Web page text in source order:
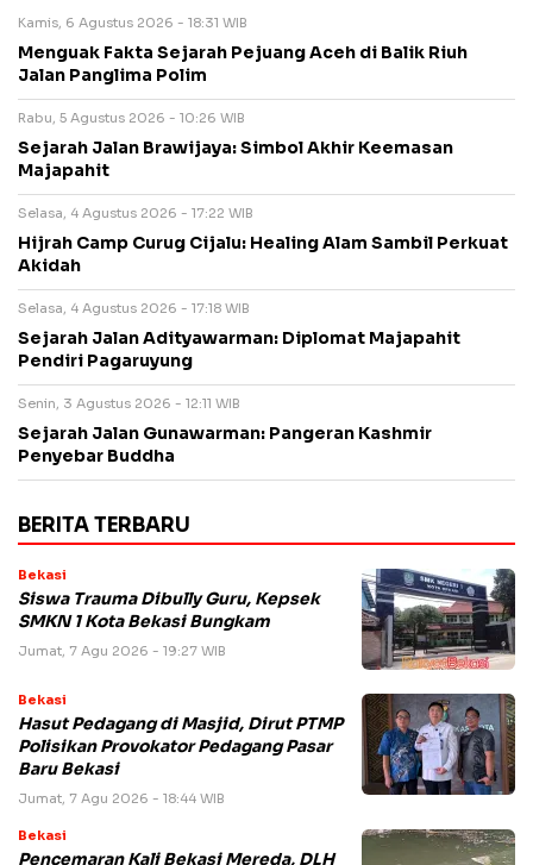
Kamis, 6 Agustus 2026 - 18:31 WIB
Menguak Fakta Sejarah Pejuang Aceh di Balik Riuh
Jalan Panglima Polim
Rabu, 5 Agustus 2026 - 10:26 WIB
Sejarah Jalan Brawijaya: Simbol Akhir Keemasan
Majapahit
Selasa, 4 Agustus 2026 - 17:22 WIB
Hijrah Camp Curug Cijalu: Healing Alam Sambil Perkuat
Akidah
Selasa, 4 Agustus 2026 - 17:18 WIB
Sejarah Jalan Adityawarman: Diplomat Majapahit
Pendiri Pagaruyung
Senin, 3 Agustus 2026 - 12:11 WIB
Sejarah Jalan Gunawarman: Pangeran Kashmir
Penyebar Buddha
BERITA TERBARU
Bekasi
Siswa Trauma Dibully Guru, Kepsek
SMKN 1 Kota Bekasi Bungkam
Jumat, 7 Agu 2026 - 19:27 WIB
Bekasi
Hasut Pedagang di Masjid, Dirut PTMP
Polisikan Provokator Pedagang Pasar
Baru Bekasi
Jumat, 7 Agu 2026 - 18:44 WIB
Bekasi
Pencemaran Kali Bekasi Mereda, DLH